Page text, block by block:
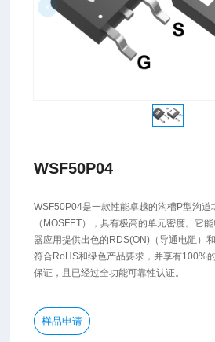
WSF50P04
​WSF50P04是一款性能卓越的沟槽P型沟道
（MOSFET），具有极高的单元密度。它
器应用提供出色的RDS(ON)（导通电阻）
符合RoHS和绿色产品要求，并享有100%
保证，且已经过全功能可靠性认证。
样品申请